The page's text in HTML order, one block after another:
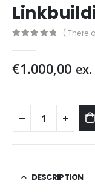
( There
€1.000,00 ex.
DESCRIPTION